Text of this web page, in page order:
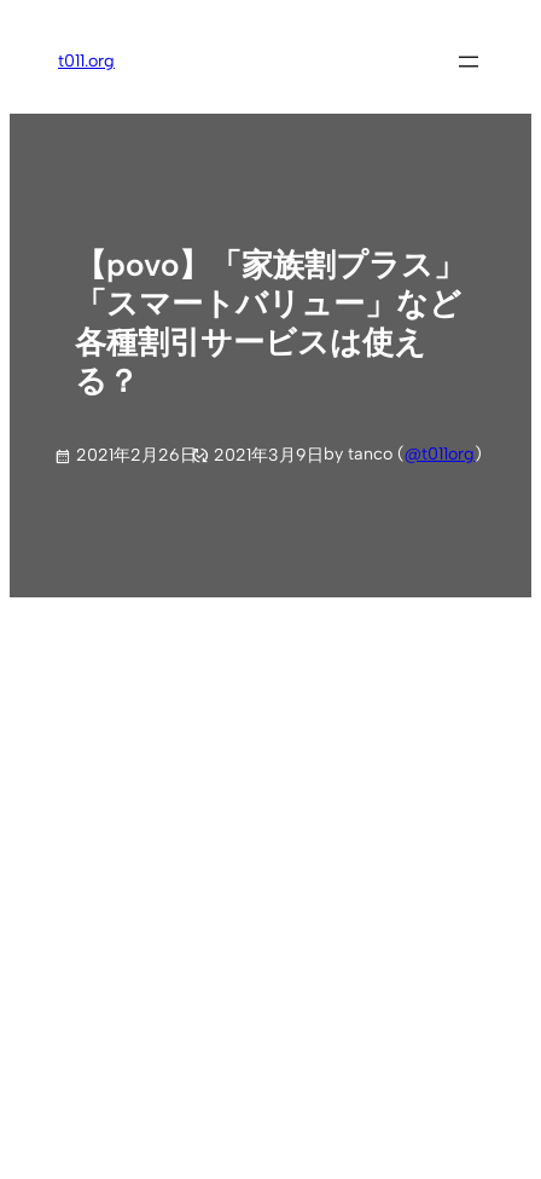
ス
t011.org
【povo】「家族割プラス」
「スマートバリュー」など
各種割引サービスは使え
る？
2021年2月26日 2021年3月9日by tanco (@t011org)